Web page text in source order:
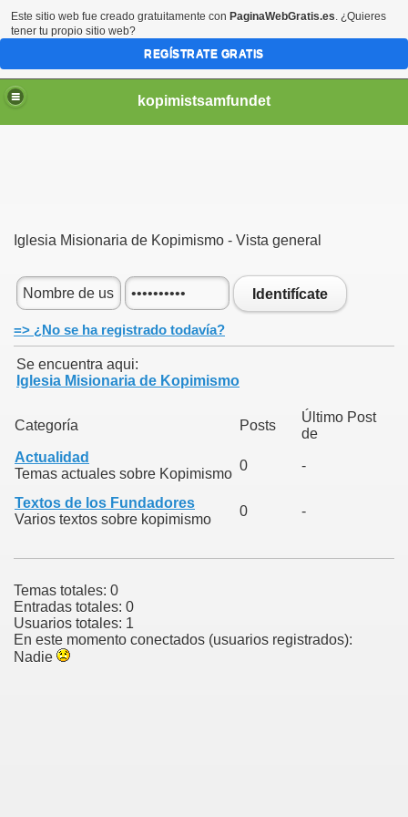
kopimistsamfundet
Iglesia Misionaria de Kopimismo - Vista general
Identifícate
=> ¿No se ha registrado todavía?
Se encuentra aqui:
Iglesia Misionaria de Kopimismo
Categoría Posts
Último Post
de
Actualidad
Temas actuales sobre Kopimismo
0 -
Textos de los Fundadores
Varios textos sobre kopimismo
0 -
Temas totales: 0
Entradas totales: 0
Usuarios totales: 1
En este momento conectados (usuarios registrados):
Nadie
Este sitio web fue creado gratuitamente con PaginaWebGratis.es. ¿Quieres
tener tu propio sitio web?
REGÍSTRATE GRATIS